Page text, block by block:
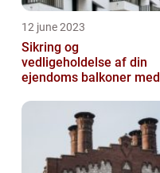
12 june 2023
Sikring og
vedligeholdelse af din
ejendoms balkoner med